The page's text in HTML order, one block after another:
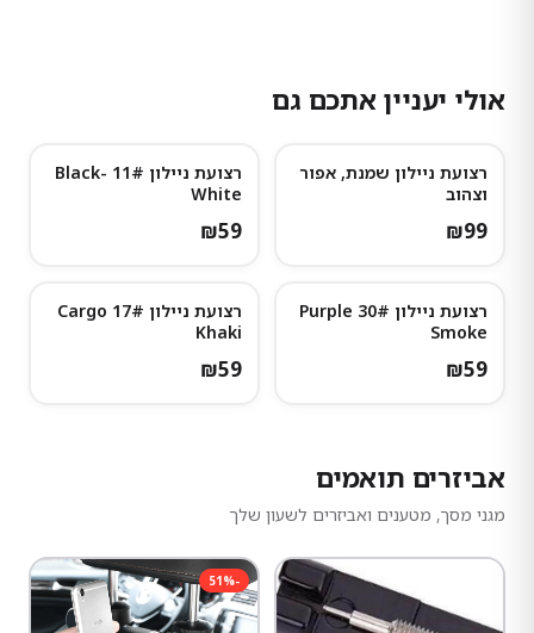
אולי יעניין אתכם גם
רצועת ניילון שמנת, אפור
וצהוב
₪99
רצועת ניילון 11# Black-
White
₪59
רצועת ניילון 30# Purple
Smoke
₪59
רצועת ניילון 17# Cargo
Khaki
₪59
אביזרים תואמים
מגני מסך, מטענים ואביזרים לשעון שלך
-
51%